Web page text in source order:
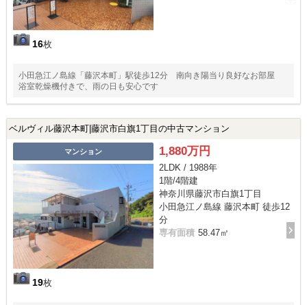
16枚
小田急江ノ島線「藤沢本町」駅徒歩12分 南向き陽当り良好なお部屋
浴室乾燥機付きで、雨の日も安心です
ベルヴィル藤沢本町|藤沢市白旗1丁目の中古マンション
マンション
19枚
1,880万円
2LDK / 1988年
1階/4階建
神奈川県藤沢市白旗1丁目
小田急江ノ島線 藤沢本町 徒歩12
分
専有面積 58.47㎡